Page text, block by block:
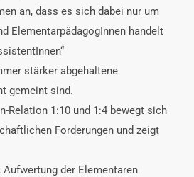
an, dass es sich dabei nur um
ElementarpädagogInnen handelt
stärker abgehaltene
gemeint sind.
Relation 1:10 und 1:4 bewegt sich
Forderungen und zeigt
Aufwertung der Elementaren